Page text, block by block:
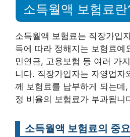
소득월액 보험료란
소득월액 보험료는 직장가입
득에 따라 정해지는 보험료예
민연금, 고용보험 등 여러 가
니다. 직장가입자는 자영업자
께 보험료를 납부하게 되는데
정 비율의 보험료가 부과됩니
소득월액 보험료의 중